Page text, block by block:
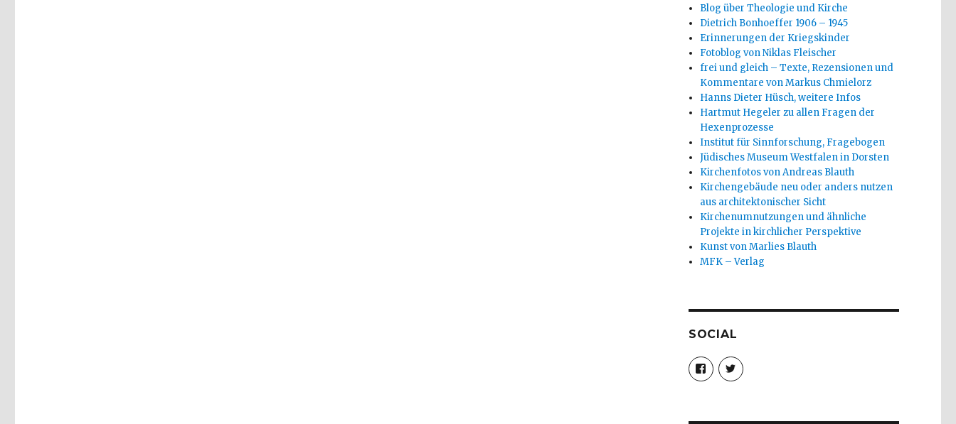
Blog über Theologie und Kirche
Dietrich Bonhoeffer 1906 – 1945
Erinnerungen der Kriegskinder
Fotoblog von Niklas Fleischer
frei und gleich – Texte, Rezensionen und
Kommentare von Markus Chmielorz
Hanns Dieter Hüsch, weitere Infos
Hartmut Hegeler zu allen Fragen der
Hexenprozesse
Institut für Sinnforschung, Fragebogen
Jüdisches Museum Westfalen in Dorsten
Kirchenfotos von Andreas Blauth
Kirchengebäude neu oder anders nutzen
aus architektonischer Sicht
Kirchenumnutzungen und ähnliche
Projekte in kirchlicher Perspektive
Kunst von Marlies Blauth
MFK – Verlag
SOCIAL
Profil
von
christoph.fleischer1
anzeigen
Profil
von
anzeigen